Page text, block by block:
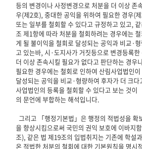
등의 변경이나 사정변경으로 처분을 더 이상 존
우(제2호), 중대한 공익을 위하여 필요한 경우(
또는 일부를 철회할 수 있다고 규정하고 있고,
조 제1항에 따라 처분을 철회하려는 경우에는
게 될 불이익을 철회로 달성되는 공익과 비교·
고 있는바, 시·도지사가 거짓등으로 변경등록
더 이상 존속시킬 필요가 없다고 판단하는 경우
필요한 경우에는 철회로 인하여 산림사업법인
달성되는 공익을 비교·형량하여 후자가 더 크다
사업법인의 등록을 철회할 수 있다고 보는 것이
의 문언에 부합하는 해석입니다.
을 향상시킴으로써 국민의 권익 보호에 이바지
조), 같은 법 제19조의 입법취지는 기존에 학설
온 적법한 처분의 철회에 대한 기본원칙을 명시